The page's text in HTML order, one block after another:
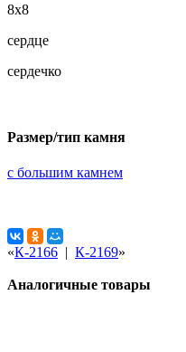
8х8
сердце
сердечко
Размер/тип камня
с большим камнем
«К-2166 | К-2169»
Аналогичные товары